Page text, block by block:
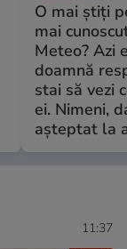
O mai știți
mai
Meteo? Azi
doamnă
stai să vezi
ei. Nimeni,
așteptat la
11:37